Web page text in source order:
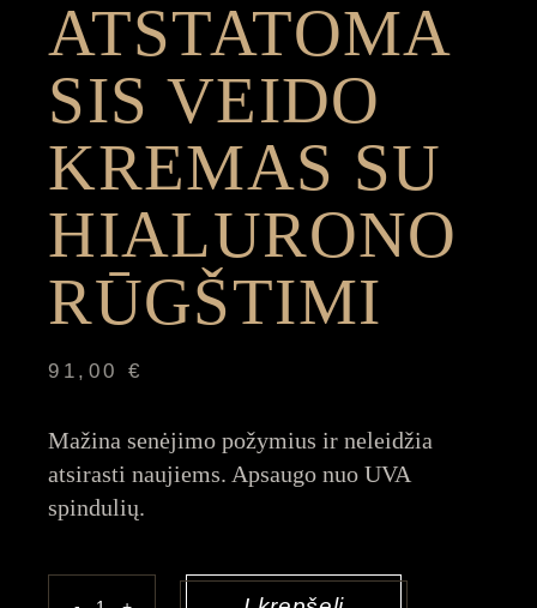
ATSTATOMA
SIS VEIDO
KREMAS SU
HIALURONO
RŪGŠTIMI
91,00 €
Mažina senėjimo požymius ir neleidžia
atsirasti naujiems. Apsaugo nuo UVA
spindulių.
Atstatomasis veido kremas su hialurono rūgštimi